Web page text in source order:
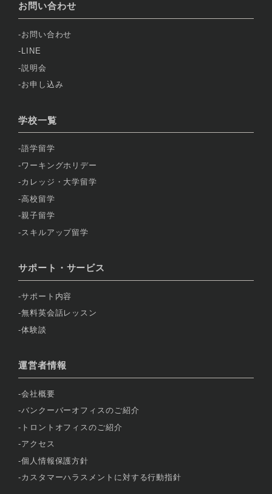
お問い合わせ
お問い合わせ
LINE
説明会
お申し込み
学校一覧
語学留学
ワーキングホリデー
カレッジ・大学留学
高校留学
親子留学
スキルアップ留学
サポート・サービス
サポート内容
無料英会話レッスン
体験談
運営者情報
会社概要
バンクーバーオフィスのご紹介
トロントオフィスのご紹介
アクセス
個人情報保護方針
カスタマーハラスメントに対する行動指針